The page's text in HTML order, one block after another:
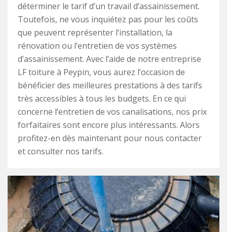
déterminer le tarif d’un travail d’assainissement.
Toutefois, ne vous inquiétez pas pour les coûts
que peuvent représenter l’installation, la
rénovation ou l’entretien de vos systèmes
d’assainissement. Avec l’aide de notre entreprise
LF toiture à Peypin, vous aurez l’occasion de
bénéficier des meilleures prestations à des tarifs
très accessibles à tous les budgets. En ce qui
concerne l’entretien de vos canalisations, nos prix
forfaitaires sont encore plus intéressants. Alors
profitez-en dès maintenant pour nous contacter
et consulter nos tarifs.